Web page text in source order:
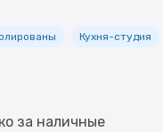
Кухня-студия
за наличные